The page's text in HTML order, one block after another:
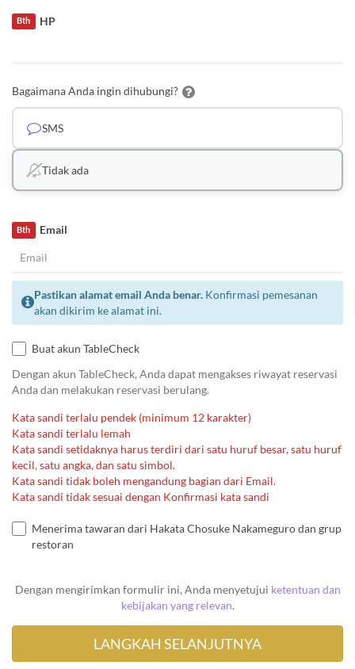
HP
Bth
Bagaimana Anda ingin dihubungi?
SMS
Tidak ada
Email
Bth
Pastikan alamat email Anda benar. Konfirmasi pemesanan
akan dikirim ke alamat ini.
Buat akun TableCheck
Dengan akun TableCheck, Anda dapat mengakses riwayat reservasi
Anda dan melakukan reservasi berulang.
Kata sandi terlalu pendek (minimum 12 karakter)
Kata sandi terlalu lemah
Kata sandi setidaknya harus terdiri dari satu huruf besar, satu huruf
kecil, satu angka, dan satu simbol.
Kata sandi tidak boleh mengandung bagian dari Email.
Kata sandi tidak sesuai dengan Konfirmasi kata sandi
Menerima tawaran dari Hakata Chosuke Nakameguro dan grup
restoran
Dengan mengirimkan formulir ini, Anda menyetujui ketentuan dan
kebijakan yang relevan.